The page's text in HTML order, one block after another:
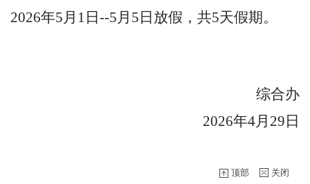
2026年5月1日--5月5日放假，共5天假期。
综合办
2026年4月29日
顶部 关闭